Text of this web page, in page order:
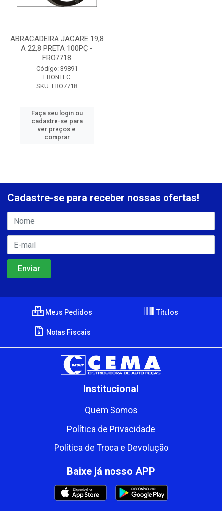
ABRACADEIRA JACARE 19,8
A 22,8 PRETA 100PÇ -
FRO7718
Código: 39891
FRONTEC
SKU: FRO7718
Faça seu login ou
cadastre-se para
ver preços e
comprar
Cadastre-se para receber nossas ofertas!
Meus Pedidos Títulos
Notas Fiscais
Institucional
Quem Somos
Política de Privacidade
Política de Troca e Devolução
Baixe já nosso APP